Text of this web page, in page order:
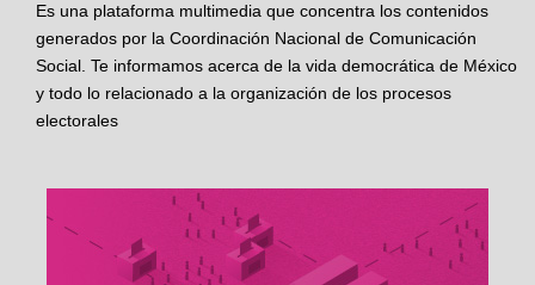
Es una plataforma multimedia que concentra los contenidos
generados por la Coordinación Nacional de Comunicación
Social. Te informamos acerca de la vida democrática de México
y todo lo relacionado a la organización de los procesos
electorales